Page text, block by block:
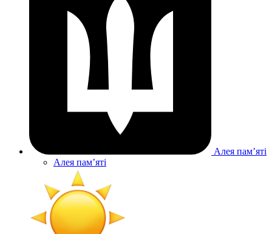
Алея памʼяті
Алея памʼяті